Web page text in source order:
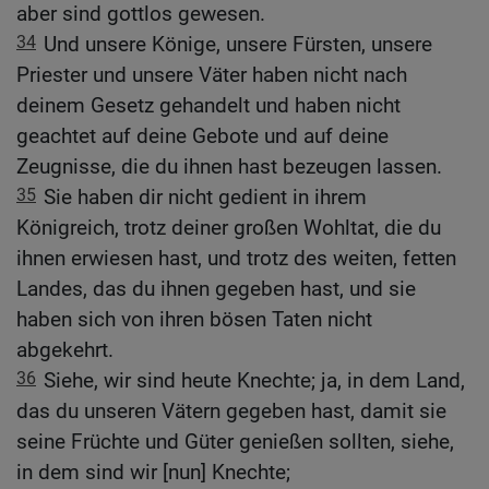
aber sind gottlos gewesen.
34 Und unsere Könige, unsere Fürsten, unsere
Priester und unsere Väter haben nicht nach
deinem Gesetz gehandelt und haben nicht
geachtet auf deine Gebote und auf deine
Zeugnisse, die du ihnen hast bezeugen lassen.
35 Sie haben dir nicht gedient in ihrem
Königreich, trotz deiner großen Wohltat, die du
ihnen erwiesen hast, und trotz des weiten, fetten
Landes, das du ihnen gegeben hast, und sie
haben sich von ihren bösen Taten nicht
abgekehrt.
36 Siehe, wir sind heute Knechte; ja, in dem Land,
das du unseren Vätern gegeben hast, damit sie
seine Früchte und Güter genießen sollten, siehe,
in dem sind wir [nun] Knechte;